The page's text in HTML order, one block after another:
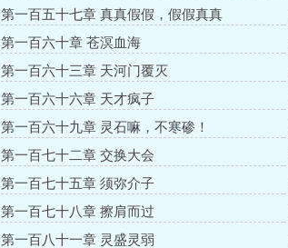
第一百五十七章 真真假假，假假真真
第一百六十章 苍溟血海
第一百六十三章 天河门覆灭
第一百六十六章 天才疯子
第一百六十九章 灵石嘛，不寒碜！
第一百七十二章 交换大会
第一百七十五章 须弥介子
第一百七十八章 擦肩而过
第一百八十一章 灵盛灵弱